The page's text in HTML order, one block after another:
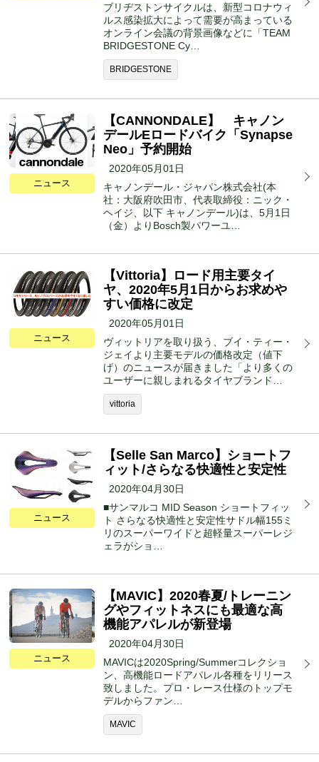
ブリヂストンサイクルは、新型コロナウィ
ルス感染拡大によって需要が高まっている
オンライン会議の背景画像などに「TEAM
BRIDGESTONE Cy…
BRIDGESTONE
ニュース
【CANNONDALE】 キャノン
デールEロードバイク「Synapse
Neo」予約開始
2020年05月01日
キャノンデール・ジャパン株式会社(本
社：大阪府吹田市、代表取締役：ニック・
ヘイジ、以下 キャノンデール)は、5月1日
（金）よりBosch製パワーユ…
ニュース
【Vittoria】ロード用主要タイ
ヤ、2020年5月1日からお求めや
すい価格に改定
2020年05月01日
ヴィットリアを取り扱う、ブイ・ティー・
ジェイより主要モデルの価格改定（値下
げ）のニュースが届きました「より多くの
ユーザーに親しまれるタイヤブランド…
vittoria
ニュース
【Selle San Marco】ショートフ
ィット/さらなる快適性と安定性
2020年04月30日
■サンマルコ MID Season ショートフィッ
ト さらなる快適性と安定性サドル幅155ミ
リのスーパーワイドと超軽量スーパーレジ
ェラがショ…
ニュース
【MAVIC】2020春夏/トレーニン
グやフィットネスにも最適な高
機能アパレルが新登場
2020年04月30日
MAVICは2020Spring/Summerコレクショ
ン、高機能ロードアパレル各種をリリース
致しました。プロ・レース仕様のトップモ
デルからファン…
MAVIC